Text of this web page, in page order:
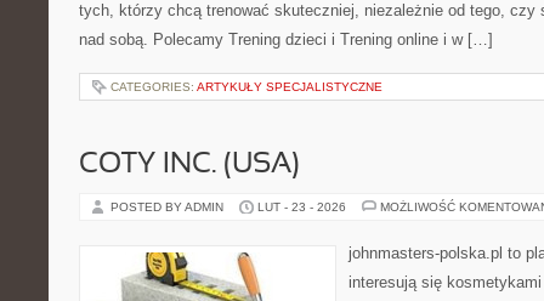
tych, którzy chcą trenować skuteczniej, niezależnie od tego, czy
nad sobą. Polecamy Trening dzieci i Trening online i w […]
CATEGORIES: ARTYKUŁY SPECJALISTYCZNE
COTY INC. (USA)
POSTED BY ADMIN LUT - 23 - 2026 MOŻLIWOŚĆ
johnmasters-polska.pl to
interesują się